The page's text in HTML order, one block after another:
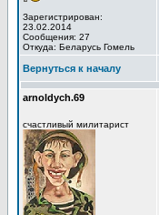
Зарегистрирован:
23.02.2014
Сообщения: 27
Откуда: Беларусь Гомель
Вернуться к началу
arnoldych.69
счастливый милитарист